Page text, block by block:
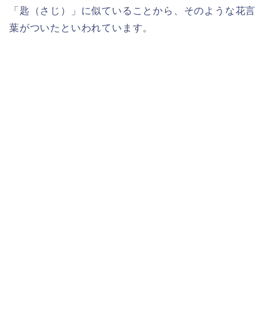
「匙（さじ）」に似ていることから、そのような花言
葉がついたといわれています。